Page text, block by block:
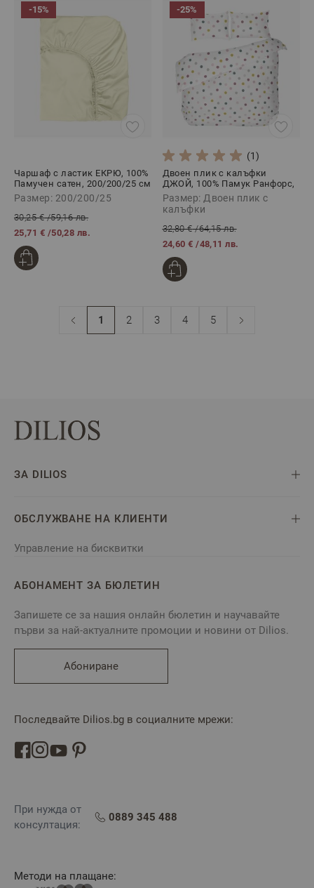
-15%
Чаршаф с ластик ЕКРЮ, 100%
Памучен сатен, 200/200/25 см
Размер: 200/200/25
30,25 €/59,16 лв.
25,71 € /50,28 лв.
-25%
(1)
Двоен плик с калъфки
ДЖОЙ, 100% Памук Ранфорс,
3 части
Размер: Двоен плик с
калъфки
32,80 €/64,15 лв.
24,60 € /48,11 лв.
В момента четете страница
1
Страница
2
Страница
3
Страница
4
Страница
5
ЗА DILIOS
ОБСЛУЖВАНЕ НА КЛИЕНТИ
Управление на бисквитки
АБОНАМЕНТ ЗА БЮЛЕТИН
Запишете се за нашия онлайн бюлетин и научавайте
първи за най-актуалните промоции и новини от Dilios.
Абониране
Последвайте Dilios.bg в социалните мрежи:
При нужда от
консултация:
0889 345 488
Методи на плащане: